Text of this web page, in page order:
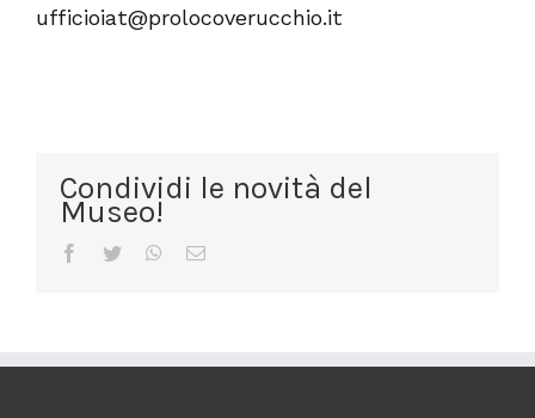
ufficioiat@prolocoverucchio.it
Condividi le novità del
Museo!
Facebook
Twitter WhatsApp
Email